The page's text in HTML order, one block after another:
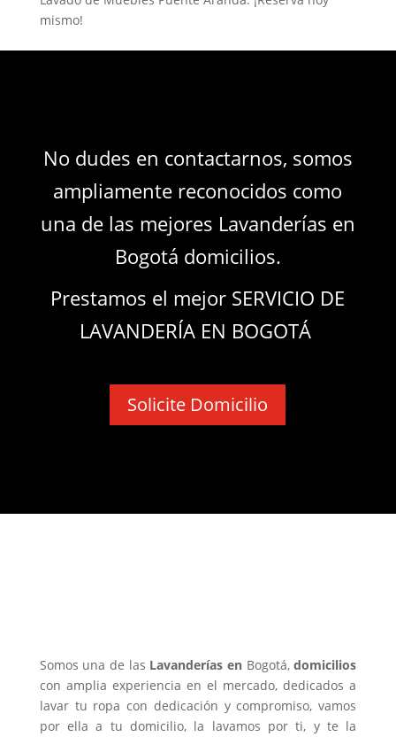
mismo!
No dudes en contactarnos, somos
ampliamente reconocidos como
una de las mejores Lavanderías en
Bogotá domicilios.
Prestamos el mejor SERVICIO DE
LAVANDERÍA EN BOGOTÁ
Solicite Domicilio
Somos una de las Lavanderías enBogotá,domicilios
con amplia experiencia en el mercado, dedicados a
lavar tu ropa con dedicación y compromiso, vamos
por ella a tu domicilio, la lavamos por ti, y te la